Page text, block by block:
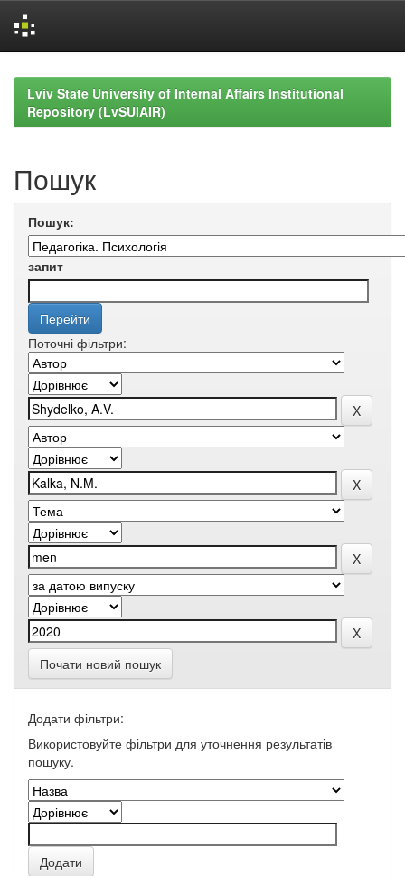
navigationLviv State University of Internal Affairs Institutional
Repository (LvSUIAIR)
Пошук
Пошук:
запит
Поточні фільтри:
Почати новий пошук
Додати фільтри:
Використовуйте фільтри для уточнення результатів
пошуку.